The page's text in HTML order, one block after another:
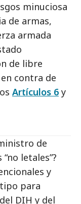
minuciosa
de armas,
armada
de libre
contra de
Artículos 6 y
de
letales”?
y
para
DIH y del